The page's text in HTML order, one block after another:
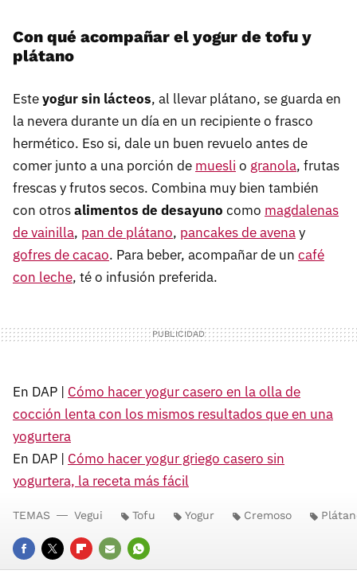
Con qué acompañar el yogur de tofu y
plátano
Esteyogur sin lácteos, al llevar plátano, se guarda en
la nevera durante un día en un recipiente o frasco
hermético. Eso si, dale un buen revuelo antes de
comer junto a una porción de muesli o granola, frutas
frescas y frutos secos. Combina muy bien también
con otrosalimentos de desayuno como magdalenas
de vainilla, pan de plátano, pancakes de avenay
gofres de cacao. Para beber, acompañar de un café
con leche, té o infusión preferida.
En DAP | Cómo hacer yogur casero en la olla de
cocción lenta con los mismos resultados que en una
yogurtera
En DAP | Cómo hacer yogur griego casero sin
yogurtera, la receta más fácil
FACEBOOK
TWITTERFLIPBOARD
E-
WHATSAPP
TEMAS Vegui Tofu Yogur Cremoso